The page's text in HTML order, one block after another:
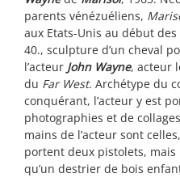
parents vénézuéliens,
aux Etats-Unis au début des
40., sculpture d’un cheval
l’acteur John Wayne, acteur
du Far West. Archétype du
conquérant, l’acteur y est
photographies et de
mains de l’acteur sont
portent deux pistolets,
qu’un destrier de bois